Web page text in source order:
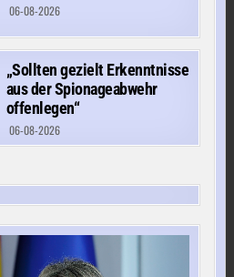
06-08-2026
„Sollten gezielt Erkenntnisse
aus der Spionageabwehr
offenlegen“
06-08-2026